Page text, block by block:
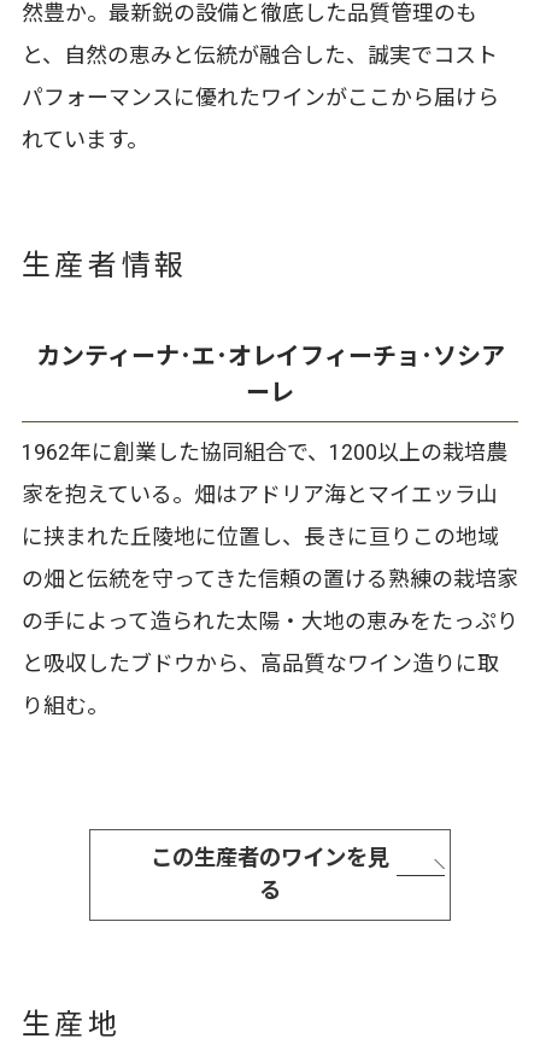
然豊か。最新鋭の設備と徹底した品質管理のも
と、自然の恵みと伝統が融合した、誠実でコスト
パフォーマンスに優れたワインがここから届けら
れています。
生産者情報
カンティーナ･エ･オレイフィーチョ･ソシア
ーレ
1962年に創業した協同組合で、1200以上の栽培農
家を抱えている。畑はアドリア海とマイエッラ山
に挟まれた丘陵地に位置し、長きに亘りこの地域
の畑と伝統を守ってきた信頼の置ける熟練の栽培家
の手によって造られた太陽・大地の恵みをたっぷり
と吸収したブドウから、高品質なワイン造りに取
り組む。
この生産者のワインを見
る
生産地